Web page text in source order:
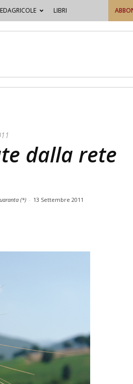
EDAGRICOLE LIBRI
dalla rete
(*) - 13 Settembre 2011